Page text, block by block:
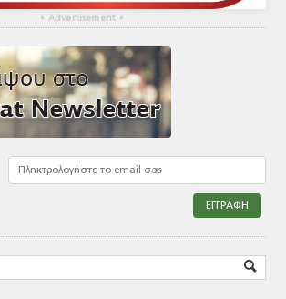
▴ Advertisement ▴